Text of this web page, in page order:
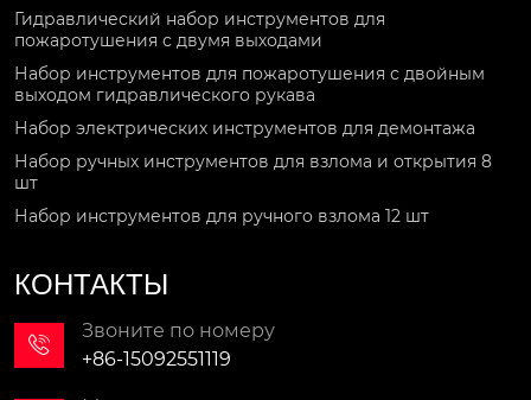
Гидравлический набор инструментов для
пожаротушения с двумя выходами
Набор инструментов для пожаротушения с двойным
выходом гидравлического рукава
Набор электрических инструментов для демонтажа
Набор ручных инструментов для взлома и открытия 8
шт
Набор инструментов для ручного взлома 12 шт
КОНТАКТЫ

Звоните по номеру
+86-15092551119